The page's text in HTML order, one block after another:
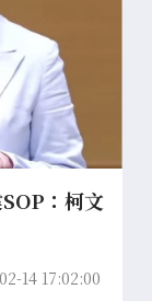
：柯文
14 17:02:00